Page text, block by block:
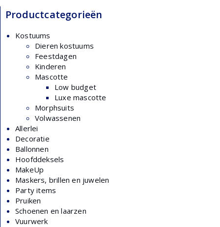
Productcategorieën
Kostuums
Dieren kostuums
Feestdagen
Kinderen
Mascotte
Low budget
Luxe mascotte
Morphsuits
Volwassenen
Allerlei
Decoratie
Ballonnen
Hoofddeksels
MakeUp
Maskers, brillen en juwelen
Party items
Pruiken
Schoenen en laarzen
Vuurwerk